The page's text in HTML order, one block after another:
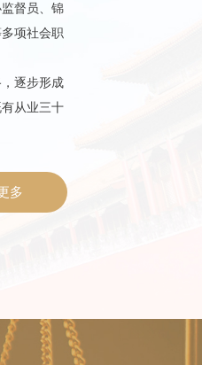
督员、锦
项社会职
逐步形成
从业三十
多